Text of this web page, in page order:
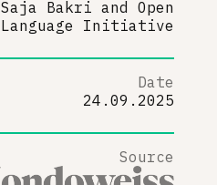
Saja Bakri and Open
Language Initiative
Date
24.09.2025
Source